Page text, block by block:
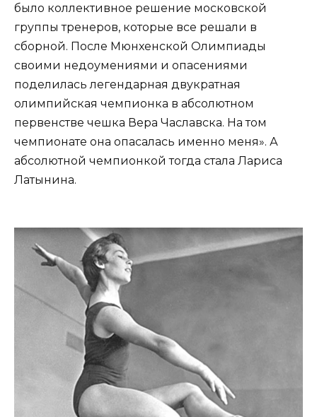
было коллективное решение московской
группы тренеров, которые все решали в
сборной. После Мюнхенской Олимпиады
своими недоумениями и опасениями
поделилась легендарная двукратная
олимпийская чемпионка в абсолютном
первенстве чешка Вера Чаславска. На том
чемпионате она опасалась именно меня». А
абсолютной чемпионкой тогда стала Лариса
Латынина.